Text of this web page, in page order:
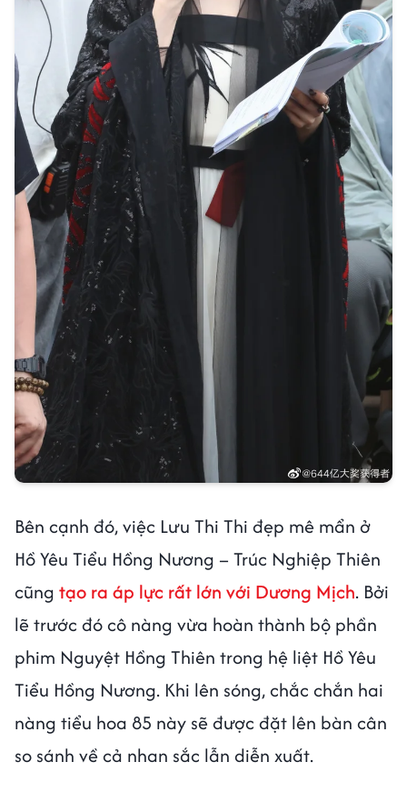
Bên cạnh đó, việc Lưu Thi Thi đẹp mê mẩn ở
Hồ Yêu Tiểu Hồng Nương – Trúc Nghiệp Thiên
cũng tạo ra áp lực rất lớn với Dương Mịch. Bởi
lẽ trước đó cô nàng vừa hoàn thành bộ phần
phim Nguyệt Hồng Thiên trong hệ liệt Hồ Yêu
Tiểu Hồng Nương. Khi lên sóng, chắc chắn hai
nàng tiểu hoa 85 này sẽ được đặt lên bàn cân
so sánh về cả nhan sắc lẫn diễn xuất.